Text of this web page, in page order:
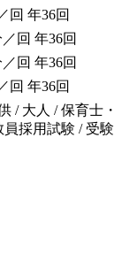
回 年36回
回 年36回
回 年36回
回 年36回
/ 大人 / 保育士・
採用試験 / 受験